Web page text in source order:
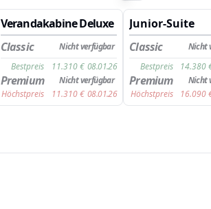
Verandakabine Deluxe mit Loggia
Classic
Nicht verfügbar
Bestpreis
11.310€ 08.01.26
Premium
Nicht verfügbar
Höchstpreis
11.310€ 08.01.26
Junior-Suite
Classic
Nicht
Bestpreis
14.380
Premium
Nicht
Höchstpreis
16.090